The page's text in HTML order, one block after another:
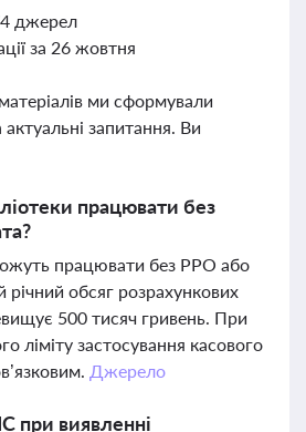
джерел
за 26 жовтня
ми сформували
актуальні запитання. Ви
працювати без
працювати без РРО або
обсяг розрахункових
500 тисяч гривень. При
ліміту застосування касового
Джерело
виявленні